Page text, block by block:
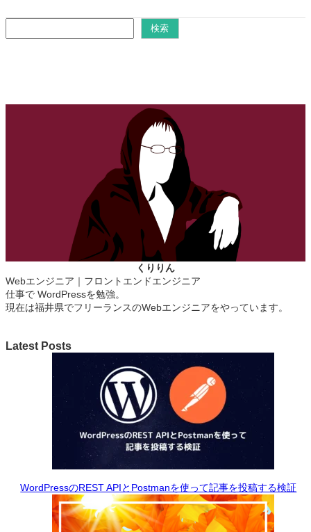
索
検索
くりりん
Webエンジニア｜フロントエンドエンジニア
仕事で WordPressを勉強。
現在は福井県でフリーランスのWebエンジニアをやっています。
Latest Posts
WordPressのREST APIとPostmanを使って記事を投稿する検証